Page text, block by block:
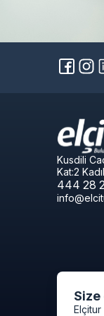
Kusdili
Kat:2
444 28
Size